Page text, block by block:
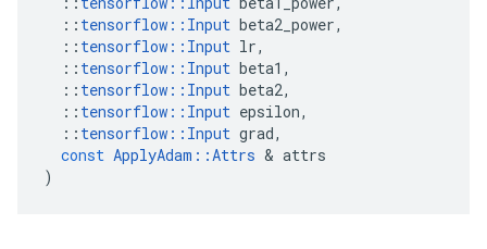
:: tensorflow :: Input beta2_power,
:: tensorflow :: Input lr,
:: tensorflow :: Input beta1 ,
:: tensorflow :: Input beta2,
:: tensorflow :: Input epsilon,
:: tensorflow :: Input grad,
const ApplyAdam ::Attrs & attrs
)